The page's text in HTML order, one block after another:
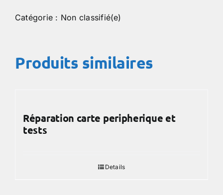
Catégorie : Non classifié(e)
Produits similaires
Réparation carte peripherique et
tests
Details